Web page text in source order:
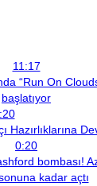
11:17
“Run On
başlatıyor
Hazırlıklarına
0:20
bombası!
kadar açtı